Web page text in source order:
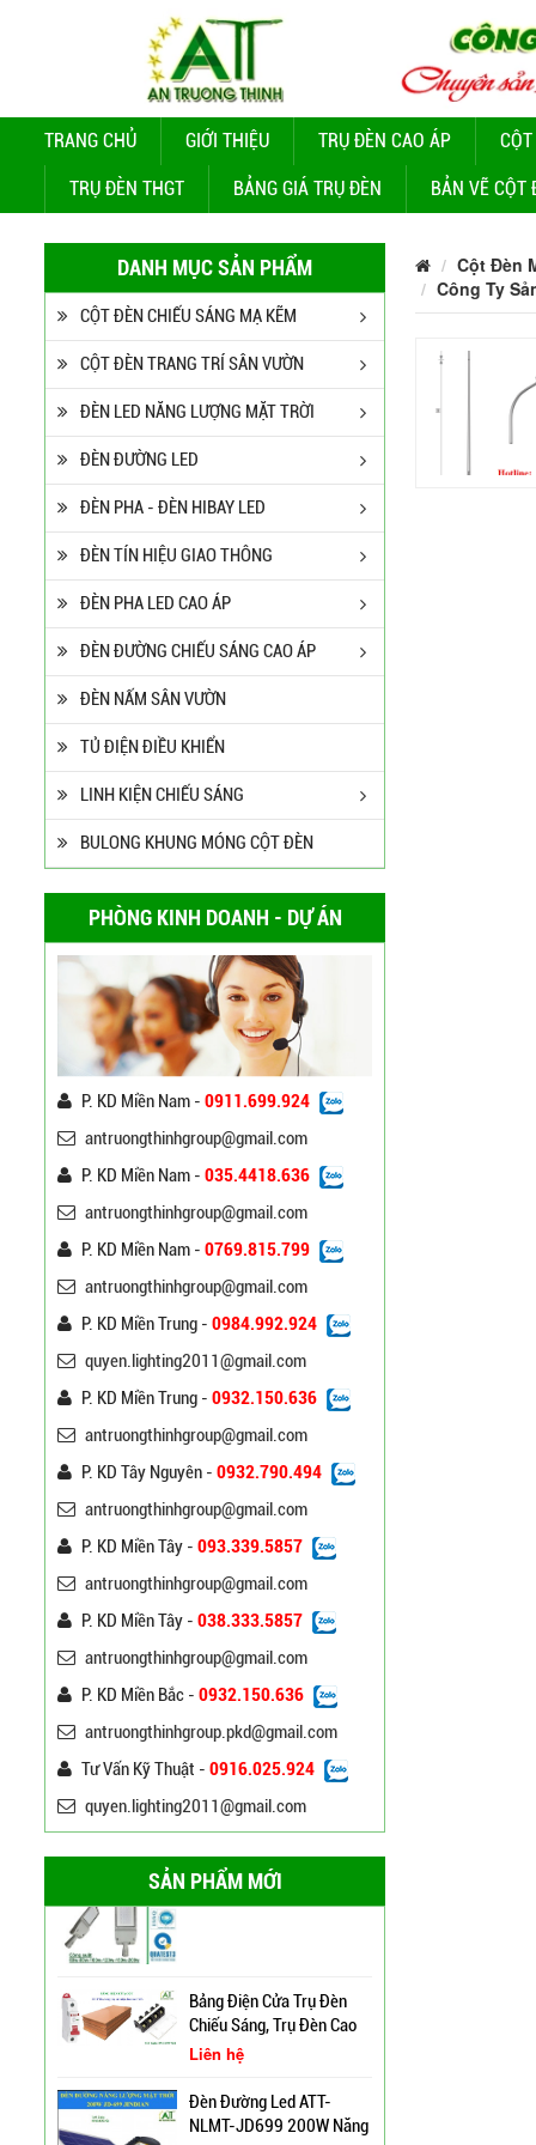
TRANG CHỦ GIỚI THIỆU TRỤ ĐÈN CAO ÁP
TRỤ ĐÈN THGT BẢNG GIÁ TRỤ ĐÈN BẢN VẼ CỘT
DANH MỤC SẢN PHẨM
CỘT ĐÈN CHIẾU SÁNG MẠ KẼM
CỘT ĐÈN TRANG TRÍ SÂN VƯỜN
ĐÈN LED NĂNG LƯỢNG MẶT TRỜI
ĐÈN ĐƯỜNG LED
ĐÈN PHA - ĐÈN HIBAY LED
ĐÈN TÍN HIỆU GIAO THÔNG
ĐÈN PHA LED CAO ÁP
ĐÈN ĐƯỜNG CHIẾU SÁNG CAO ÁP
ĐÈN NẤM SÂN VƯỜN
TỦ ĐIỆN ĐIỀU KHIỂN
LINH KIỆN CHIẾU SÁNG
BULONG KHUNG MÓNG CỘT ĐÈN
PHÒNG KINH DOANH - DỰ ÁN
P. KD Miền Nam - 0911.699.924
antruongthinhgroup@gmail.com
P. KD Miền Nam - 035.4418.636
antruongthinhgroup@gmail.com
P. KD Miền Nam - 0769.815.799
antruongthinhgroup@gmail.com
P. KD Miền Trung - 0984.992.924
quyen.lighting2011@gmail.com
P. KD Miền Trung - 0932.150.636
antruongthinhgroup@gmail.com
P. KD Tây Nguyên - 0932.790.494
antruongthinhgroup@gmail.com
P. KD Miền Tây - 093.339.5857
antruongthinhgroup@gmail.com
P. KD Miền Tây - 038.333.5857
antruongthinhgroup@gmail.com
P. KD Miền Bắc - 0932.150.636
antruongthinhgroup.pkd@gmail.com
Tư Vấn Kỹ Thuật - 0916.025.924
quyen.lighting2011@gmail.com
SẢN PHẨM MỚI
Cột Đèn Cao Áp Tròn Côn
Cần Đơn Kiểu Đẹp
Liên hệ
Trụ Đèn Chiếu Sáng Cao
Áp Tròn Côn Cần Đôi Kiểu
K212
Liên hệ
Đèn Đường Led Cao Áp
120W ATT
Liên hệ
Đèn Đường Led Chiếu
Sáng 100W 150W Philips
Đèn Led Đường Phố OEM
100w 120w 150w
Liên hệ
Bảng Điện Cửa Trụ Đèn
Chiếu Sáng, Trụ Đèn Cao
Áp
Liên hệ
Đèn Đường Led ATT-
NLMT-JD699 200W Năng
Cột Đèn Cao Áp Chiếu
Sáng Đường Phố Tại Lạng
Sơn
Vàng Năng Lượng Mặt
Trời Tại Bình Định
Cột Đèn
Công Ty